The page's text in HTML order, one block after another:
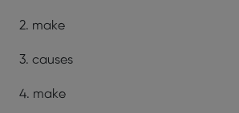
2. make
3. causes
4. make